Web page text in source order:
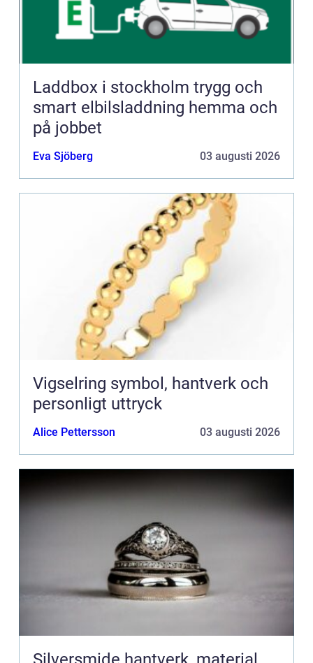
Laddbox i stockholm trygg och
smart elbilsladdning hemma och
på jobbet
Eva Sjöberg 03 augusti 2026
Vigselring symbol, hantverk och
personligt uttryck
Alice Pettersson 03 augusti 2026